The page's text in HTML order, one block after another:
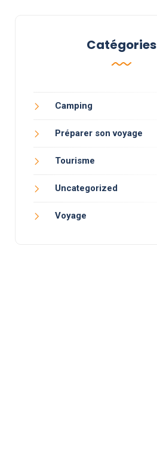
Catégories
Camping
Préparer son voyage
Tourisme
Uncategorized
Voyage